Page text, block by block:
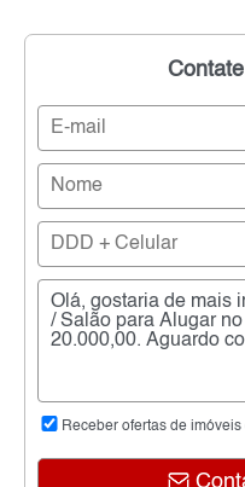
Receber ofertas de imóveis